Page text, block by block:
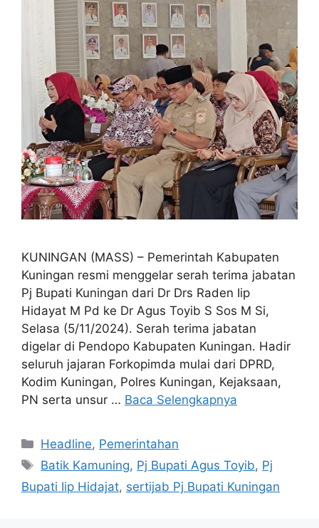
KUNINGAN (MASS) – Pemerintah Kabupaten
Kuningan resmi menggelar serah terima jabatan
Pj Bupati Kuningan dari Dr Drs Raden Iip
Hidayat M Pd ke Dr Agus Toyib S Sos M Si,
Selasa (5/11/2024). Serah terima jabatan
digelar di Pendopo Kabupaten Kuningan. Hadir
seluruh jajaran Forkopimda mulai dari DPRD,
Kodim Kuningan, Polres Kuningan, Kejaksaan,
PN serta unsur … Baca Selengkapnya
Kategori
Headline, Pemerintahan
Tag
Batik Kamuning, Pj Bupati Agus Toyib, Pj
Bupati Iip Hidajat, sertijab Pj Bupati Kuningan